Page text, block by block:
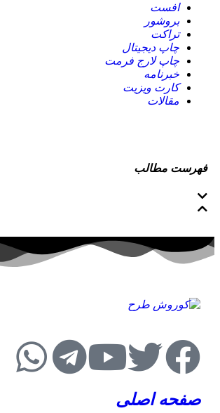
افست
بروشور
تراکت
چاپ دیجیتال
چاپ لارج فرمت
خبرنامه
کارت ویزیت
مقالات
فهرست مطالب
صفحه اصلی